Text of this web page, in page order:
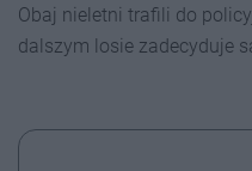
Obaj nieletni trafili do
dalszym losie zadecyduje